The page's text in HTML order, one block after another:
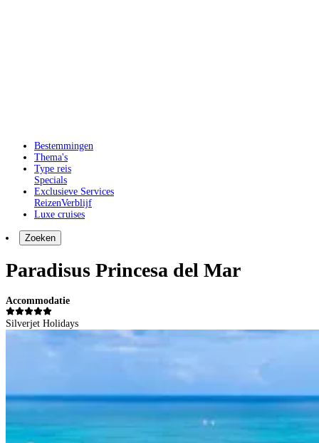
Bestemmingen
Thema's
Type reis
Specials
Exclusieve Services
ReizenVerblijf
Luxe cruises
Zoeken
Paradisus Princesa del Mar
Accommodatie
Silverjet Holidays